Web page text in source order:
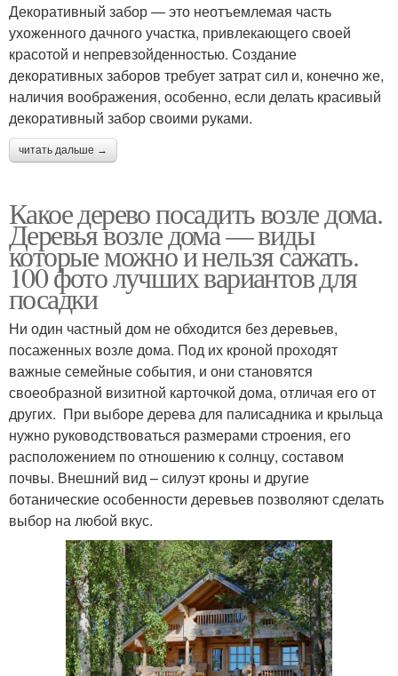
Декоративный забор — это неотъемлемая часть
ухоженного дачного участка, привлекающего своей
красотой и непревзойденностью. Создание
декоративных заборов требует затрат сил и, конечно же,
наличия воображения, особенно, если делать красивый
декоративный забор своими руками.
читать дальше →
Какое дерево посадить возле дома.
Деревья возле дома — виды
которые можно и нельзя сажать.
100 фото лучших вариантов для
посадки
Ни один частный дом не обходится без деревьев,
посаженных возле дома. Под их кроной проходят
важные семейные события, и они становятся
своеобразной визитной карточкой дома, отличая его от
других. При выборе дерева для палисадника и крыльца
нужно руководствоваться размерами строения, его
расположением по отношению к солнцу, составом
почвы. Внешний вид – силуэт кроны и другие
ботанические особенности деревьев позволяют сделать
выбор на любой вкус.